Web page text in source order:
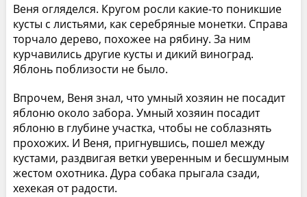
Веня огляделся. Кругом росли какие-то поникшие
кусты с листьями, как серебряные монетки. Справа
торчало дерево, похожее на рябину. За ним
курчавились другие кусты и дикий виноград.
Яблонь поблизости не было.
Впрочем, Веня знал, что умный хозяин не посадит
яблоню около забора. Умный хозяин посадит
яблоню в глубине участка, чтобы не соблазнять
прохожих. И Веня, пригнувшись, пошел между
кустами, раздвигая ветки уверенным и бесшумным
жестом охотника. Дура собака прыгала сзади,
хехекая от радости.